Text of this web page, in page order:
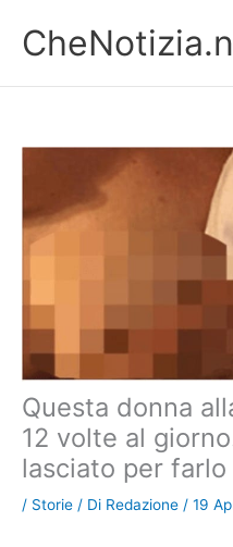
contenuto
Questa donna
12 volte al
lasciato per
/ Storie / Di Redazione / 19